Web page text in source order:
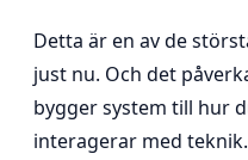
Detta är en av de
just nu. Och det
bygger system till hur
interagerar med teknik.